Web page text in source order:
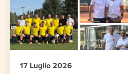
17 Luglio 2026